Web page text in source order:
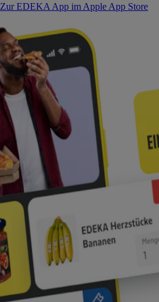
Zur EDEKA App im Apple App Store